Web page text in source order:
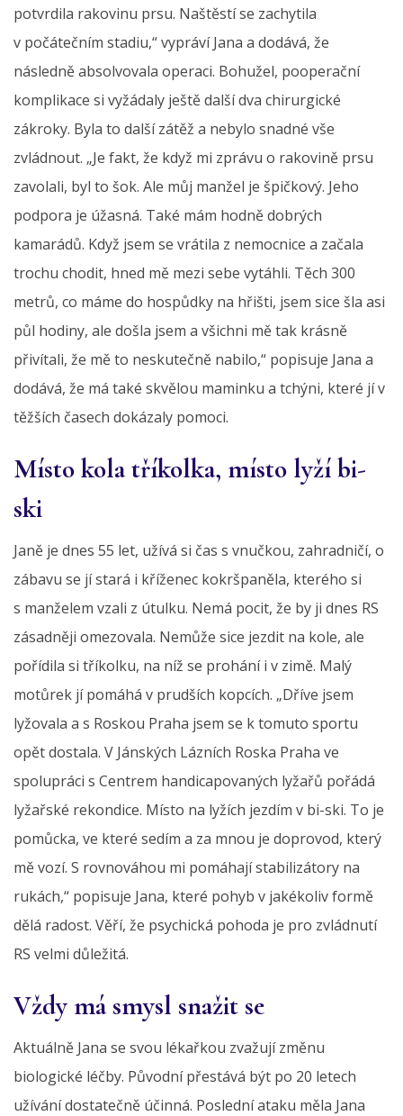
potvrdila rakovinu prsu. Naštěstí se zachytila
v počátečním stadiu,“ vypráví Jana a dodává, že
následně absolvovala operaci. Bohužel, pooperační
komplikace si vyžádaly ještě další dva chirurgické
zákroky. Byla to další zátěž a nebylo snadné vše
zvládnout. „Je fakt, že když mi zprávu o rakovině prsu
zavolali, byl to šok. Ale můj manžel je špičkový. Jeho
podpora je úžasná. Také mám hodně dobrých
kamarádů. Když jsem se vrátila z nemocnice a začala
trochu chodit, hned mě mezi sebe vytáhli. Těch 300
metrů, co máme do hospůdky na hřišti, jsem sice šla asi
půl hodiny, ale došla jsem a všichni mě tak krásně
přivítali, že mě to neskutečně nabilo,“ popisuje Jana a
dodává, že má také skvělou maminku a tchýni, které jí v
těžších časech dokázaly pomoci.
Místo kola tříkolka, místo lyží bi-
ski
Janě je dnes 55 let, užívá si čas s vnučkou, zahradničí, o
zábavu se jí stará i kříženec kokršpaněla, kterého si
s manželem vzali z útulku. Nemá pocit, že by ji dnes RS
zásadněji omezovala. Nemůže sice jezdit na kole, ale
pořídila si tříkolku, na níž se prohání i v zimě. Malý
motůrek jí pomáhá v prudších kopcích. „​Dříve jsem
lyžovala a s Roskou Praha jsem se k tomuto sportu
opět dostala. V Jánských Lázních Roska Praha ve
spolupráci s Centrem handicapovaných lyžařů pořádá
lyžařské rekondice. Místo na lyžích jezdím v bi-ski. To je
pomůcka, ve které sedím a za mnou je doprovod, který
mě vozí. S rovnováhou mi pomáhají stabilizátory na
rukách,“ popisuje Jana, které pohyb v jakékoliv formě
dělá radost. Věří, že psychická pohoda je pro zvládnutí
RS velmi důležitá.
Vždy má smysl snažit se
Aktuálně Jana se svou lékařkou zvažují změnu
biologické léčby. Původní přestává být po 20 letech
užívání dostatečně účinná. Poslední ataku měla Jana